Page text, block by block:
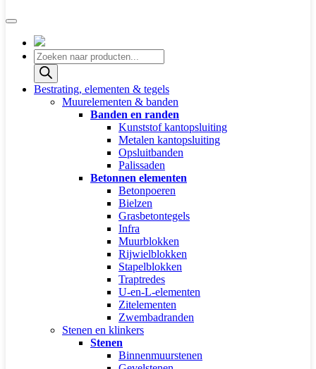
Producten
zoeken
Bestrating, elementen & tegels
Muurelementen & banden
Banden en randen
Kunststof kantopsluiting
Metalen kantopsluiting
Opsluitbanden
Palissaden
Betonnen elementen
Betonpoeren
Bielzen
Grasbetontegels
Infra
Muurblokken
Rijwielblokken
Stapelblokken
Traptredes
U-en-L-elementen
Zitelementen
Zwembadranden
Stenen en klinkers
Stenen
Binnenmuurstenen